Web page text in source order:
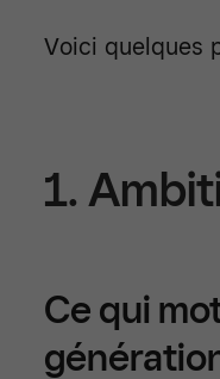
Voici quelques
1.
Ce qui